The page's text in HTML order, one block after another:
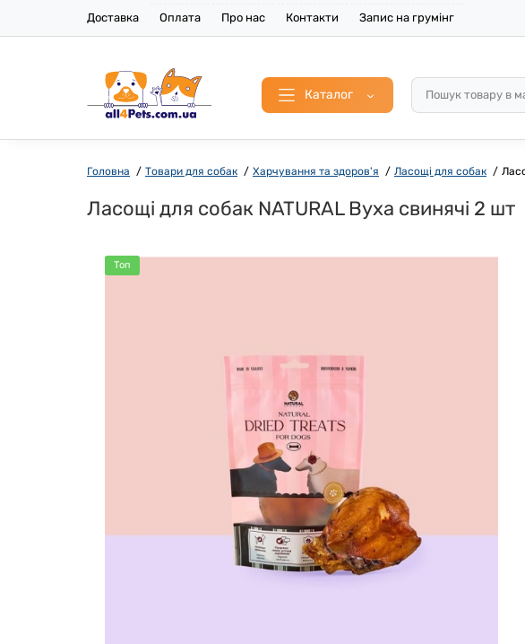
Доставка Оплата Про нас Контакти Запис на грумінг
Каталог
Головна Товари для собак Харчування та здоров'я Ласощі для собак
Ласощі для собак NATURAL Вуха свинячі 2 шт
Топ